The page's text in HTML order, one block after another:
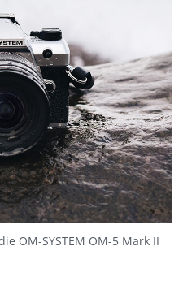
OM-SYSTEM OM-5 Mark II